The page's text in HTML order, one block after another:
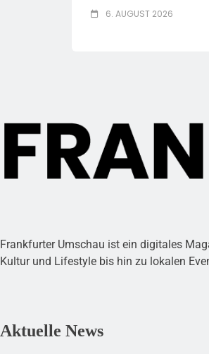
6. AUGUST 2026
Frankfurter Umschau ist ein digitales
Kultur und Lifestyle bis hin zu lokalen
Aktuelle News